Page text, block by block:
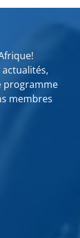
programme
membres